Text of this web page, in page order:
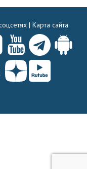
| Карта сайта